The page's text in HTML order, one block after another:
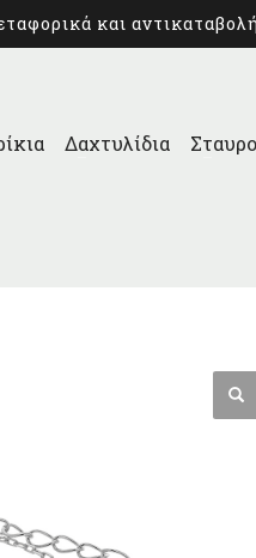
και
Δαχτυλίδια